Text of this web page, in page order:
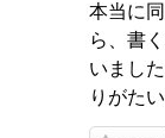
本当に
ら、書
いまし
りがた